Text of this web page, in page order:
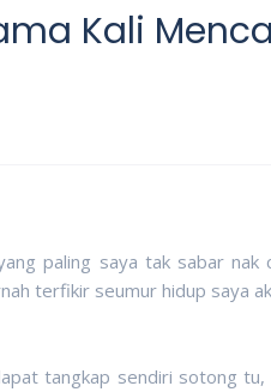
Kali
paling saya tak sabar nak
terfikir seumur hidup saya
tangkap sendiri sotong tu,